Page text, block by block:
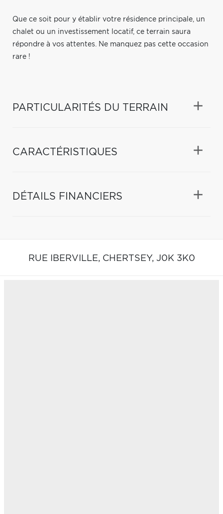
Que ce soit pour y établir votre résidence principale, un
chalet ou un investissement locatif, ce terrain saura
répondre à vos attentes. Ne manquez pas cette occasion
rare !
PARTICULARITÉS DU TERRAIN
CARACTÉRISTIQUES
DÉTAILS FINANCIERS
RUE IBERVILLE, CHERTSEY, J0K 3K0